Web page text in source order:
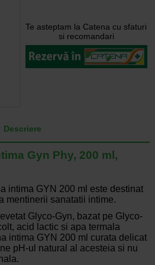
Te asteptam la Catena cu sfaturi
si recomandari
Descriere
Gyn Phy, 200 ml,
intima GYN 200 ml este destinat
mentinerii sanatatii intime.
Glyco-Gyn, bazat pe Glyco-
acid lactic si apa termala
intima GYN 200 ml curata delicat
pH-ul natural al acesteia si nu